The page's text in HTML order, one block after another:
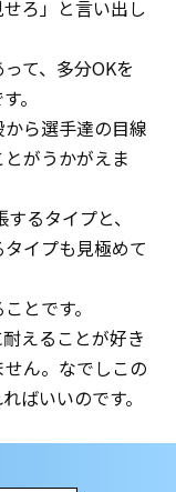
ろ」と言い出し
て、多分OKを
。
ら選手達の目線
がうかがえま
るタイプと、
イプも見極めて
とです。
えることが好き
ん。なでしこの
ばいいのです。